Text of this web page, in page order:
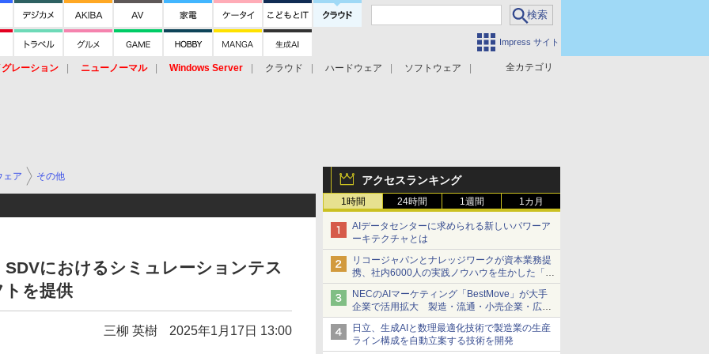
Impress サイト
全カテゴリ
レーション ニューノーマル Windows Server クラウド ハードウェア
ソフトウェア
アクセスランキング
1時間 24時間 1週間 1カ月
AIデータセンターに求められる新しいパワーア
ーキテクチャとは
リコージャパンとナレッジワークが資本業務提
携、社内6000人の実践ノウハウを生かした「AI
商談記録 for RICOH」を展開へ
NECのAIマーケティング「BestMove」が大手
企業で活用拡大 製造・流通・小売企業・広告
代理店などが実装フェーズへ
日立、生成AIと数理最適化技術で製造業の生産
ライン構成を自動立案する技術を開発
ェア その他
におけるシミュレーションテス
トを提供
三柳 英樹 2025年1月17日 13:00